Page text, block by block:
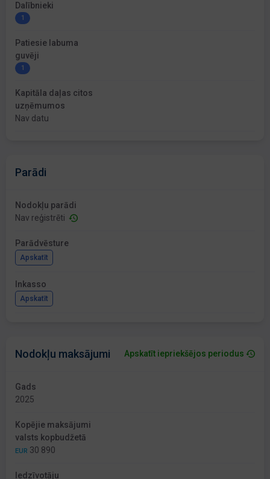
Dalībnieki
1
Patiesie labuma
guvēji
1
Kapitāla daļas citos
uzņēmumos
Nav datu
Parādi
Nodokļu parādi
Nav reģistrēti
Parādvēsture
Apskatīt
Inkasso
Apskatīt
Nodokļu maksājumi Apskatīt iepriekšējos periodus
Gads
2025
Kopējie maksājumi
valsts kopbudžetā
EUR 30 890
Iedzīvotāju